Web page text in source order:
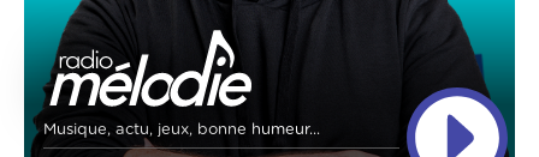
Musique, actu, jeux, bonne humeur...